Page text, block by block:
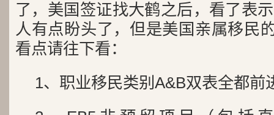
了，美国签证找大鹤之后，看了表
人有点盼头了，但是美国亲属移民
看点请往下看：
1、职业移民类别A&B双表全都前